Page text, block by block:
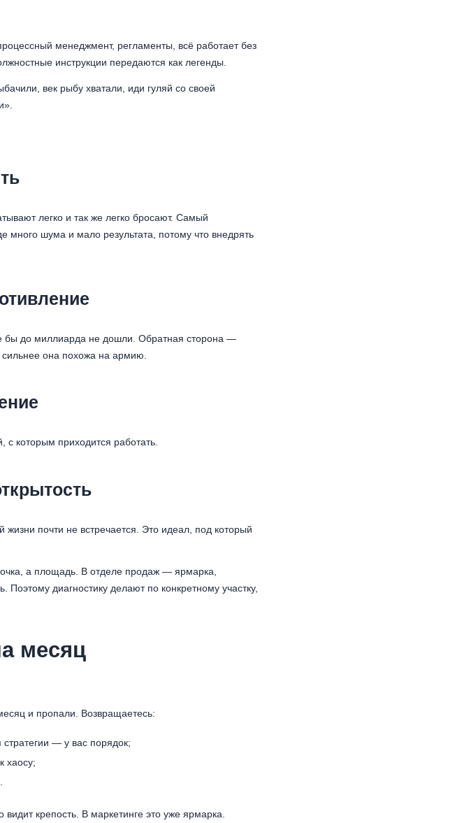
менеджмент, регламенты, всё работает без
инструкции передаются как легенды.
век рыбу хватали, иди гуляй со своей
легко и так же легко бросают. Самый
много шума и мало результата, потому что внедрять
бы до миллиарда не дошли. Обратная сторона —
она похожа на армию.
с которым приходится работать.
почти не встречается. Это идеал, под который
а площадь. В отделе продаж — ярмарка,
Поэтому диагностику делают по конкретному участку,
месяц
и пропали. Возвращаетесь:
— у вас порядок;
хаосу;
крепость. В маркетинге это уже ярмарка.